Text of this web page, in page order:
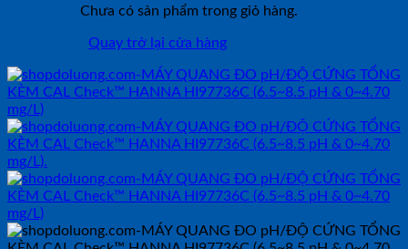
Chưa có sản phẩm trong giỏ hàng.
Quay trở lại cửa hàng